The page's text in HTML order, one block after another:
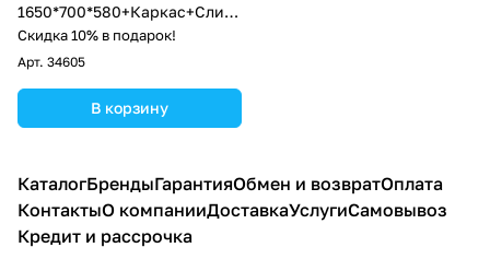
1650*700*580+Каркас+Слив-
перелив+Фронтальная
панель
Скидка 10% в подарок!
Арт. 34605
В корзину
КаталогБрендыГарантияОбмен и возвратОплата
КонтактыО компанииДоставкаУслугиСамовывоз
Кредит и рассрочка